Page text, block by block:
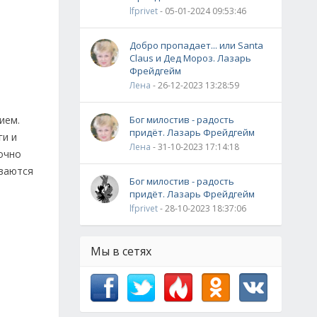
и
lfprivet- 05-01-2024 09:53:46
Добро пропадает... или Santa
Claus и Дед Мороз. Лазарь
Фрейдгейм
Лена - 26-12-2023 13:28:59
Бог милостив - радость
придёт. Лазарь Фрейдгейм
Лена - 31-10-2023 17:14:18
Бог милостив - радость
придёт. Лазарь Фрейдгейм
lfprivet- 28-10-2023 18:37:06
Мы в сетях